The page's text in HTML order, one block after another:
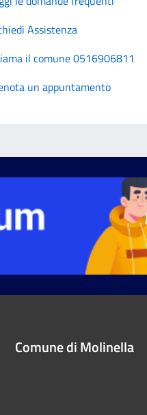
Assistenza
il comune 0516906811
un appuntamento
Comune di Molinella